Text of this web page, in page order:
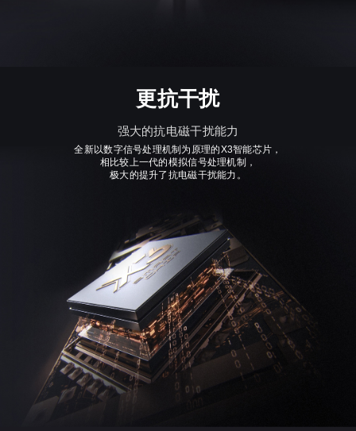
更抗干扰
强大的抗电磁干扰能力
全新以数字信号处理机制为原理的X3智能芯片，
相比较上一代的模拟信号处理机制，
极大的提升了抗电磁干扰能力。